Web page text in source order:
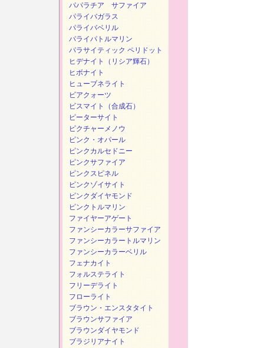
パパラチア サファイア
パライバガラス
パライバベリル
パライパトルマリン
パラサイティック ペリドット
ヒデナイト（リシア輝石）
ヒボナイト
ヒューブネライト
ビアクォーツ
ビスマイト（合成石）
ピーターサイト
ピクチャーメノウ
ピンク・オパール
ピンクカルセドニー
ピンクサファイア
ピンクスピネル
ピンクゾイサイト
ピンクダイヤモンド
ピンクトルマリン
ファイヤーアゲート
ファンシーカラーサファイア
ファンシーカラートルマリン
ファンシーカラーベリル
フェナカイト
フォルステライト
フリーデライト
フローライト
ブラウン・エンスタタイト
ブラウンサファイア
ブラウンダイヤモンド
ブラジリアナイト